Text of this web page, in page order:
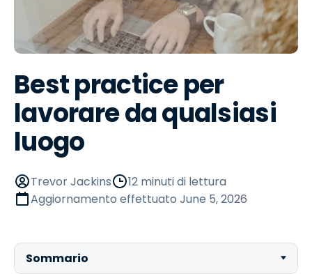
Best practice per
lavorare da qualsiasi
luogo
Trevor Jackins
12 minuti di lettura
Aggiornamento effettuato June 5, 2026
Sommario